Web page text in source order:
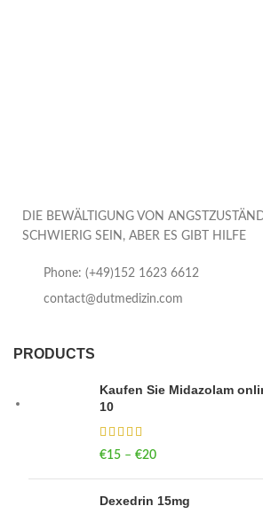
DIE BEWÄLTIGUNG VON
SCHWIERIG SEIN, ABER ES GIBT HILFE
Phone: (+49)152 1623 6612
contact@dutmedizin.com
PRODUCTS
Kaufen Sie Midazolam
10
€15 – €20
Dexedrin 15mg